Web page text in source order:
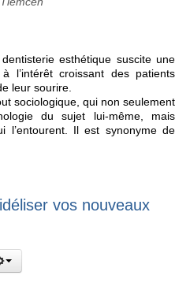
esthétique suscite une
l’intérêt croissant des patients
leur sourire.
sociologique, qui non seulement
du sujet lui-même, mais
l’entourent. Il est synonyme de
vos nouveaux